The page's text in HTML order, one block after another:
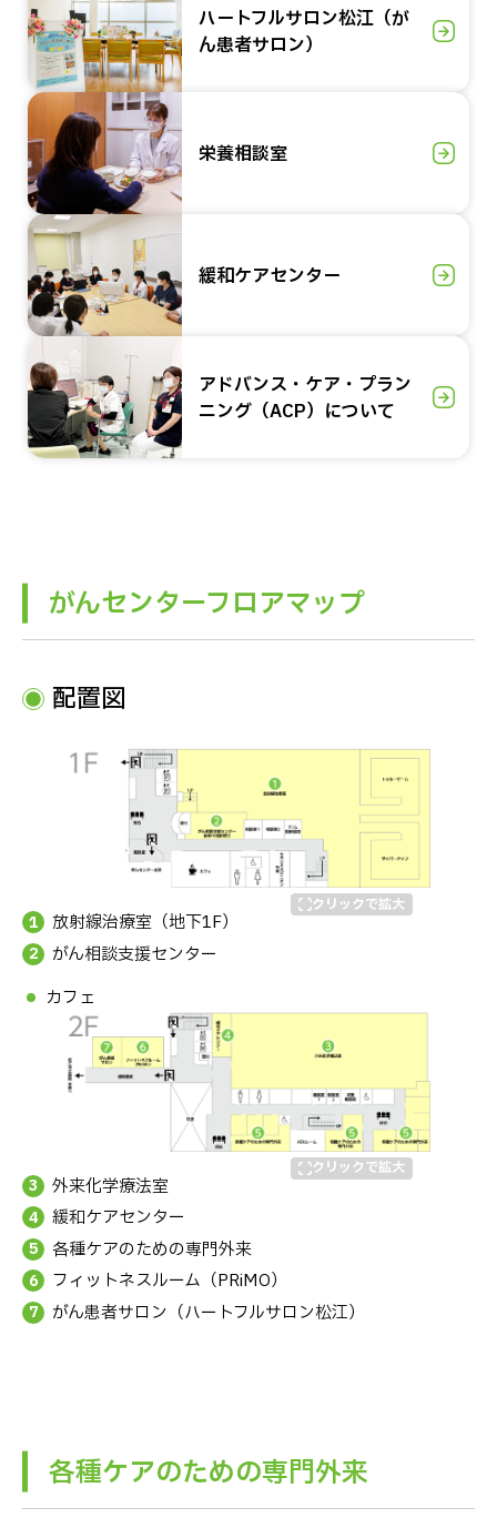
ハートフルサロン松江（が
ん患者サロン）
栄養相談室
緩和ケアセンター
アドバンス・ケア・プラン
ニング（ACP）について
がんセンターフロアマップ
配置図
放射線治療室（地下1F）
がん相談支援センター
カフェ
外来化学療法室
緩和ケアセンター
各種ケアのための専門外来
フィットネスルーム（PRiMO）
がん患者サロン（ハートフルサロン松江）
各種ケアのための専門外来